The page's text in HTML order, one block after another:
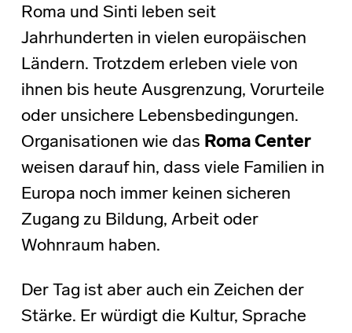
Roma und Sinti leben seit
Jahrhunderten in vielen europäischen
Ländern. Trotzdem erleben viele von
ihnen bis heute Ausgrenzung, Vorurteile
oder unsichere Lebensbedingungen.
Organisationen wie das Roma Center
weisen darauf hin, dass viele Familien in
Europa noch immer keinen sicheren
Zugang zu Bildung, Arbeit oder
Wohnraum haben.
Der Tag ist aber auch ein Zeichen der
Stärke. Er würdigt die Kultur, Sprache